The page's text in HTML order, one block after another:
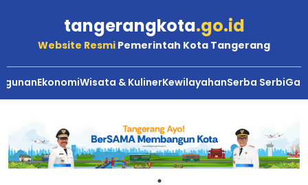
tangerangkota.go.id
Website Resmi Pemerintah Kota Tangerang
EkonomiWisata & KulinerKewilayahanSerba Serbi